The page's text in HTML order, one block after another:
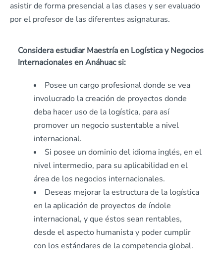
asistir de forma presencial a las clases y ser evaluado
por el profesor de las diferentes asignaturas.
Considera estudiar Maestría en Logística y Negocios
Internacionales en Anáhuac si:
Posee un cargo profesional donde se vea
involucrado la creación de proyectos donde
deba hacer uso de la logística, para así
promover un negocio sustentable a nivel
internacional.
Si posee un dominio del idioma inglés, en el
nivel intermedio, para su aplicabilidad en el
área de los negocios internacionales.
Deseas mejorar la estructura de la logística
en la aplicación de proyectos de índole
internacional, y que éstos sean rentables,
desde el aspecto humanista y poder cumplir
con los estándares de la competencia global.